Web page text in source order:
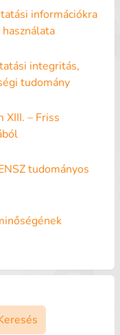
információkra
integritás,
tudomány
XIII. – Friss
tudományos